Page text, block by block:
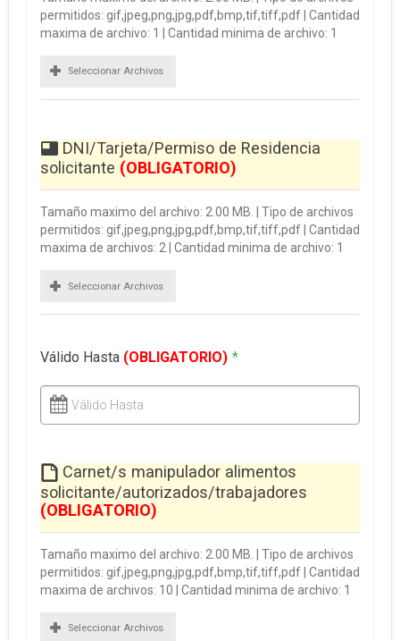
permitidos: gif,jpeg,png,jpg,pdf,bmp,tif,tiff,pdf | Cantidad
maxima de archivo: 1 | Cantidad minima de archivo: 1
Seleccionar Archivos
DNI/Tarjeta/Permiso de Residencia
solicitante (OBLIGATORIO)
Tamaño maximo del archivo: 2.00 MB. | Tipo de archivos
permitidos: gif,jpeg,png,jpg,pdf,bmp,tif,tiff,pdf | Cantidad
maxima de archivos: 2 | Cantidad minima de archivo: 1
Seleccionar Archivos
Válido Hasta (OBLIGATORIO) *
Válido Hasta
Carnet/s manipulador alimentos
solicitante/autorizados/trabajadores
(OBLIGATORIO)
Tamaño maximo del archivo: 2.00 MB. | Tipo de archivos
permitidos: gif,jpeg,png,jpg,pdf,bmp,tif,tiff,pdf | Cantidad
maxima de archivos: 10 | Cantidad minima de archivo: 1
Seleccionar Archivos